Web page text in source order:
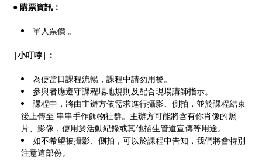
●購票資訊：
單人票價 。
|小叮嚀|：
為使當日課程流暢，課程中請勿用餐。
參與者應遵守課程場地規則及配合現場講師指示。
課程中，將由主辦方依需求進行攝影、側拍，並於課程結束
後上傳至 串串手作飾物社群。主辦方可能將含有你肖像的照
片、影像，使用於活動紀錄或其他招生管道宣傳等用途。
如不希望被攝影、側拍，可以於課程中告知，我們將會特別
注意這部份。